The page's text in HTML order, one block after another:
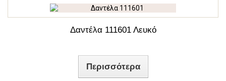
Δαντέλα 111601 Λευκό
Περισσότερα